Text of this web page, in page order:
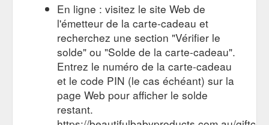
En ligne : visitez le site Web de
l'émetteur de la carte-cadeau et
recherchez une section "Vérifier le
solde" ou "Solde de la carte-cadeau".
Entrez le numéro de la carte-cadeau
et le code PIN (le cas échéant) sur la
page Web pour afficher le solde
restant.